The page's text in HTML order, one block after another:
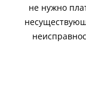
не нужно